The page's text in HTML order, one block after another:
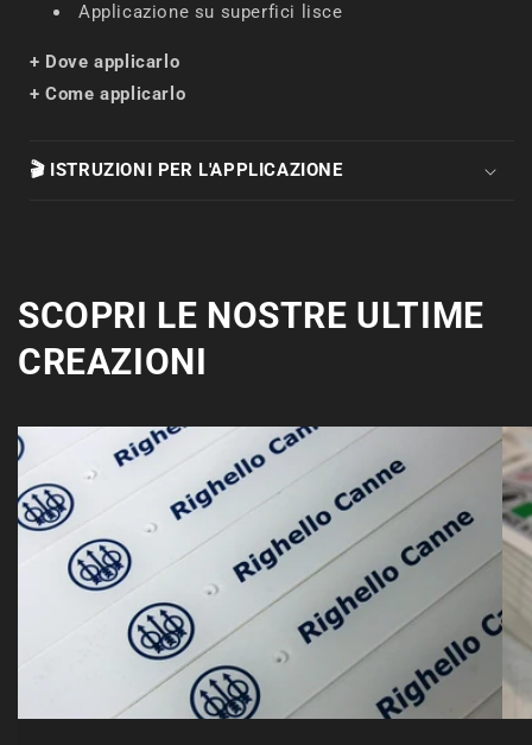
Applicazione su superfici lisce
+ Dove applicarlo
+ Come applicarlo
🎬 ISTRUZIONI PER L'APPLICAZIONE
SCOPRI LE NOSTRE ULTIME
CREAZIONI